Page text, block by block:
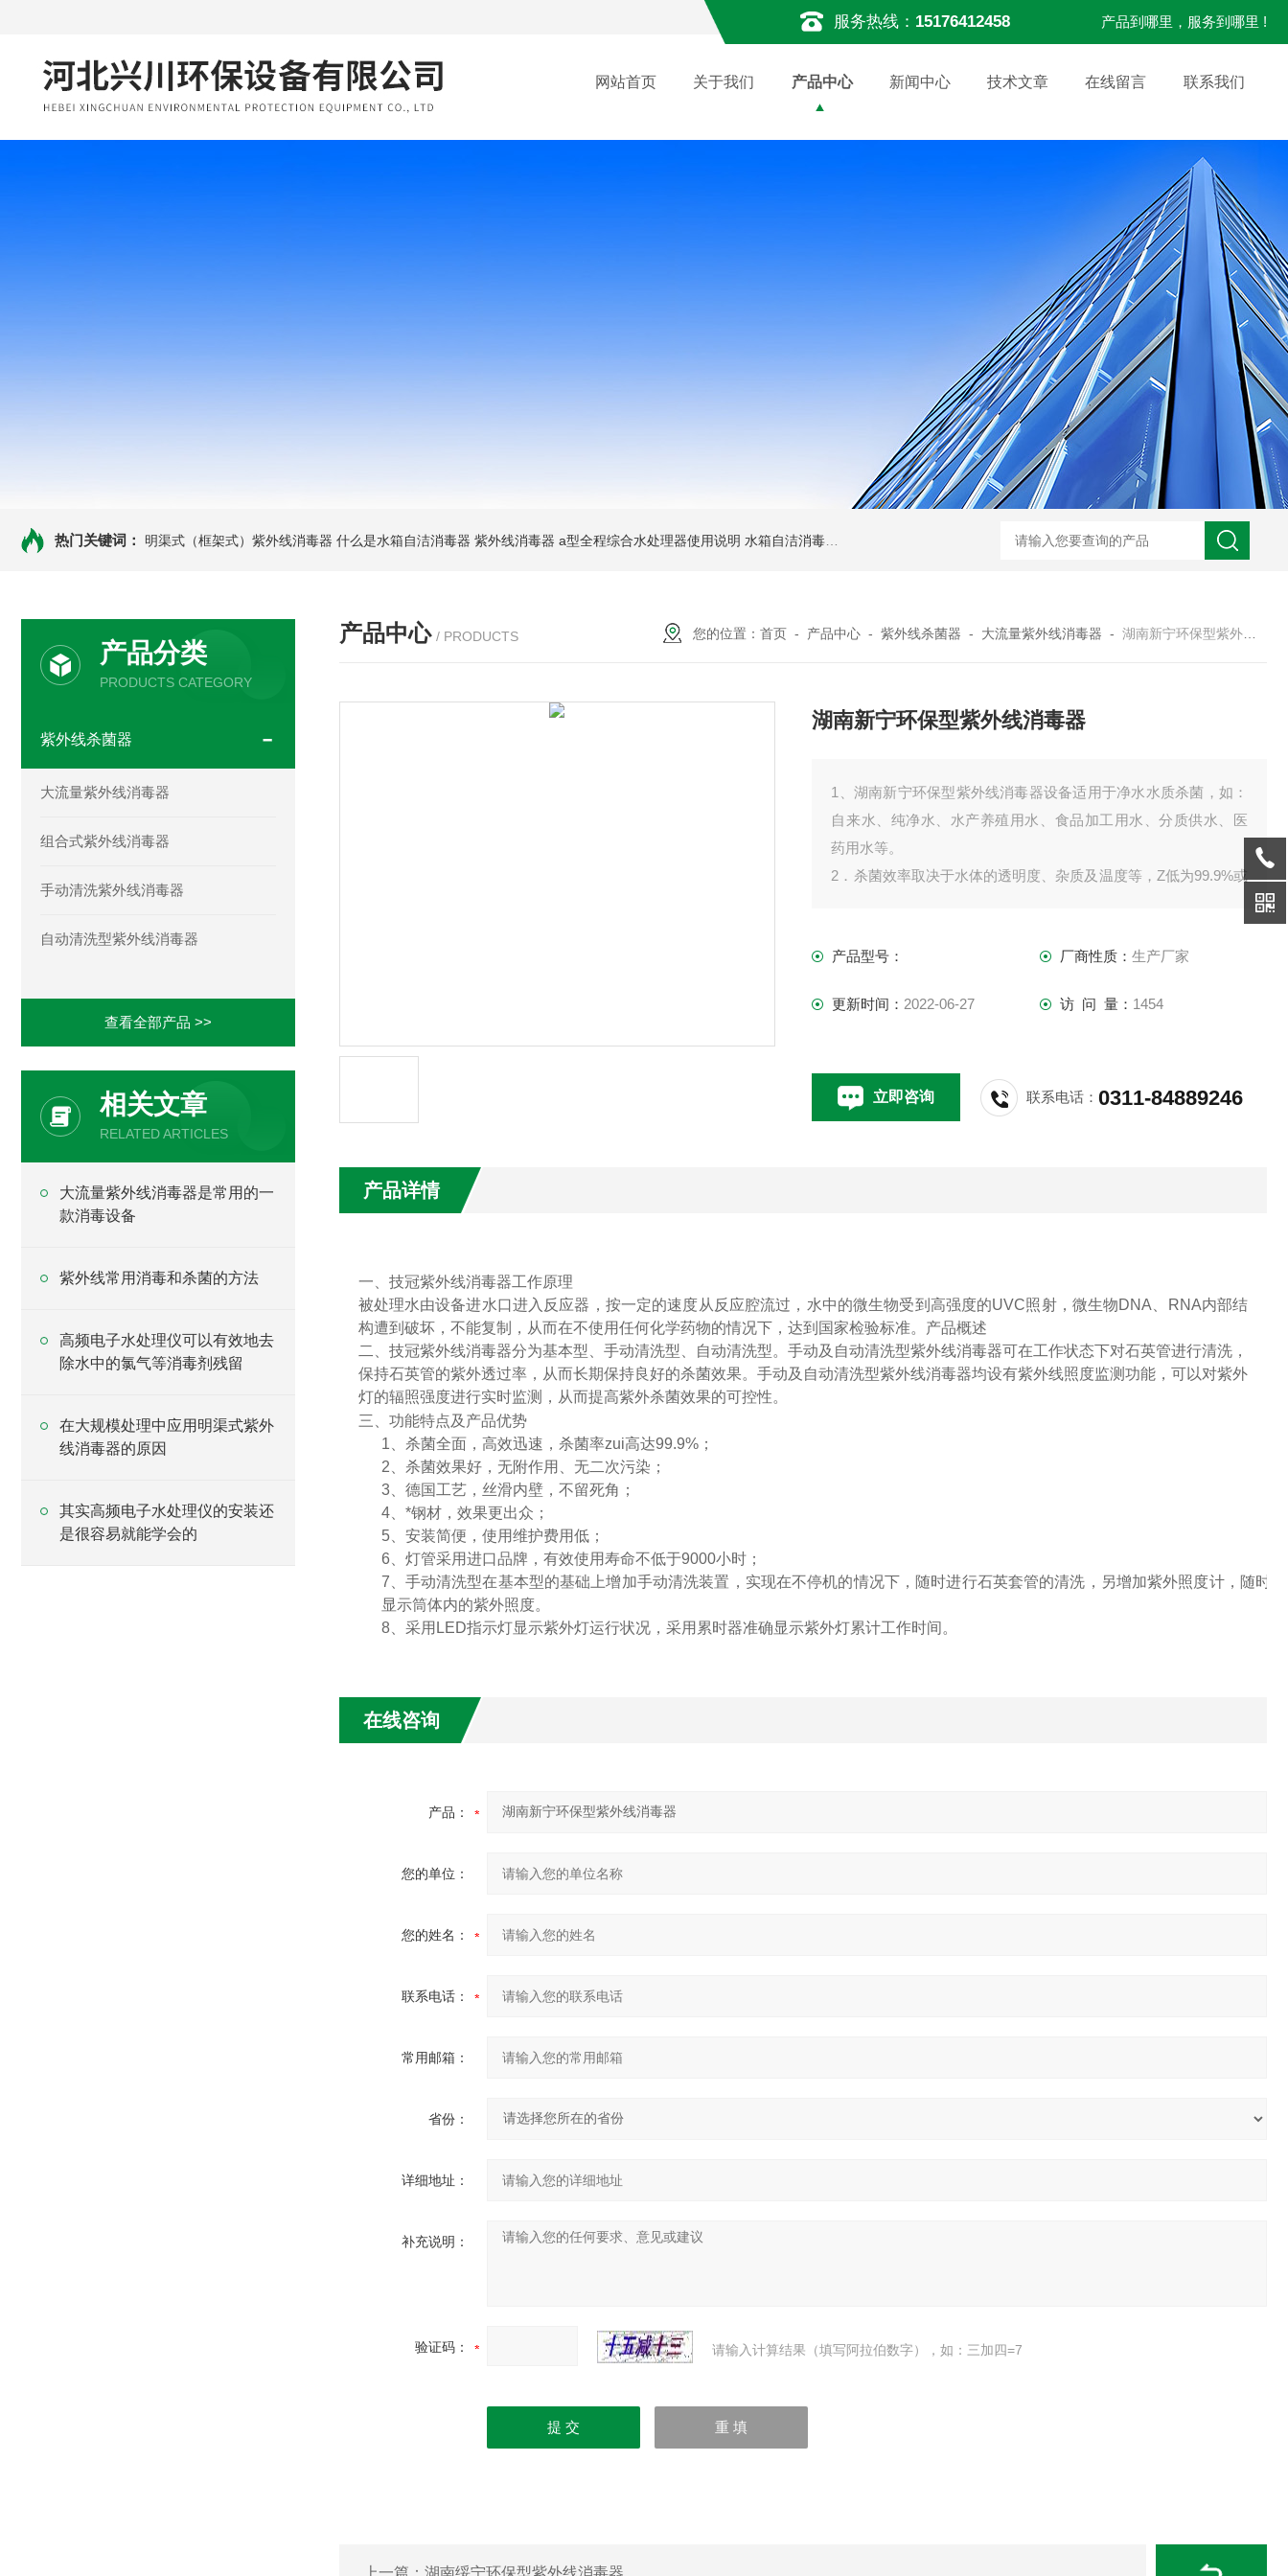
服务热线： 15176412458 产品到哪里，服务到哪里 !
网站首页 关于我们 产品中心 新闻中心 技术文章 在线留言 联系我们
热门关键词： 明渠式（框架式）紫外线消毒器 什么是水箱自洁消毒器 紫外线消毒器 a型全程综合水处理器使用说明 水箱自洁消毒器 a型全程综合水处理器应用范围 水箱自洁消毒器 a型全程综合水处理器安装
产品分类
PRODUCTS CATEGORY
紫外线杀菌器
大流量紫外线消毒器
组合式紫外线消毒器
手动清洗紫外线消毒器
自动清洗型紫外线消毒器
查看全部产品 >>
相关文章
RELATED ARTICLES
大流量紫外线消毒器是常用的一
款消毒设备
紫外线常用消毒和杀菌的方法
高频电子水处理仪可以有效地去
除水中的氯气等消毒剂残留
在大规模处理中应用明渠式紫外
线消毒器的原因
其实高频电子水处理仪的安装还
是很容易就能学会的
产品中心 / PRODUCTS 您的位置：首页 - 产品中心 -紫外线杀菌器 - 大流量紫外线消毒器 -湖南新宁环保型紫外线消毒器
湖南新宁环保型紫外线消毒器
1、湖南新宁环保型紫外线消毒器设备适用于净水水质杀菌，如：
自来水、纯净水、水产养殖用水、食品加工用水、分质供水、医
药用水等。
2．杀菌效率取决于水体的透明度、杂质及温度等，Z低为99.9%或
产品型号：
厂商性质： 生产厂家
更新时间： 2022-06-27 访 问 量： 1454
立即咨询 联系电话：0311-84889246
产品详情
一、技冠紫外线消毒器工作原理
被处理水由设备进水口进入反应器，按一定的速度从反应腔流过，水中的微生物受到高强度的UVC照射，微生物DNA、RNA内部结
构遭到破坏，不能复制，从而在不使用任何化学药物的情况下，达到国家检验标准。产品概述
二、技冠紫外线消毒器分为基本型、手动清洗型、自动清洗型。手动及自动清洗型紫外线消毒器可在工作状态下对石英管进行清洗，
保持石英管的紫外透过率，从而长期保持良好的杀菌效果。手动及自动清洗型紫外线消毒器均设有紫外线照度监测功能，可以对紫外
灯的辐照强度进行实时监测，从而提高紫外杀菌效果的可控性。
三、功能特点及产品优势
1 、杀菌全面，高效迅速，杀菌率zui高达99.9%；
2 、杀菌效果好，无附作用、无二次污染；
3、德国工艺，丝滑内壁，不留死角；
4、*钢材，效果更出众；
5、安装简便，使用维护费用低；
6 、灯管采用进口品牌，有效使用寿命不低于9000小时；
7
手动清洗型在基本型的基础上增加手动清洗装置，实现在不停机的情况下，随时进行石英套管的清洗，另增加紫外照度计，随时
显示筒体内的紫外照度。
8、采用LED指示灯显示紫外灯运行状况，采用累时器准确显示紫外灯累计工作时间。
在线咨询
产品：
您的单位：
您的姓名：
联系电话：
常用邮箱：
省份：
详细地址：
补充说明：
验证码： 请输入计算结果（填写阿拉伯数字），如：三加四=7
上一篇： 湖南绥宁环保型紫外线消毒器